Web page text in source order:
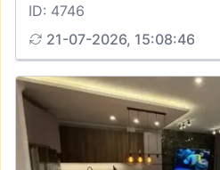
ID: 4746
21-07-2026, 15:08:46